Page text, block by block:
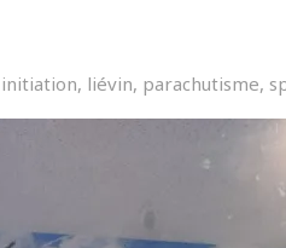
initiation, liévin, parachutisme,